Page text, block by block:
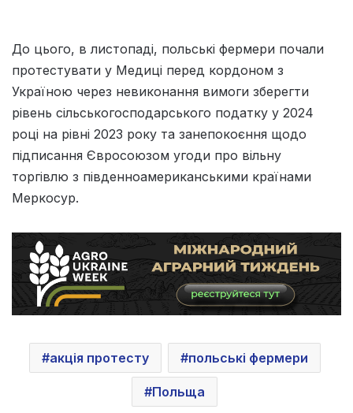
До цього, в листопаді, польські фермери почали
протестувати у Медиці перед кордоном з
Україною через невиконання вимоги зберегти
рівень сільськогосподарського податку у 2024
році на рівні 2023 року та занепокоєння щодо
підписання Євросоюзом угоди про вільну
торгівлю з південноамериканськими країнами
Меркосур.
акція протесту польські фермери
Польща